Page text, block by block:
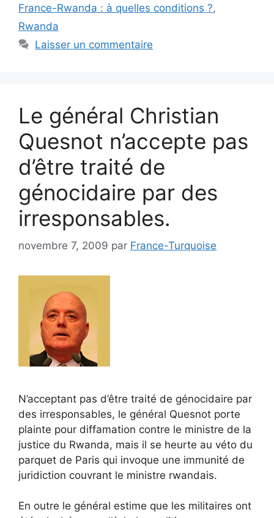
France-Rwanda : à quelles conditions ?,
Rwanda
Laisser un commentaire
Le général Christian
Quesnot n’accepte pas
d’être traité de
génocidaire par des
irresponsables.
novembre 7, 2009 par France-Turquoise
N’acceptant pas d’être traité de génocidaire par
des irresponsables, le général Quesnot porte
plainte pour diffamation contre le ministre de la
justice du Rwanda, mais il se heurte au véto du
parquet de Paris qui invoque une immunité de
juridiction couvrant le ministre rwandais.
En outre le général estime que les militaires ont